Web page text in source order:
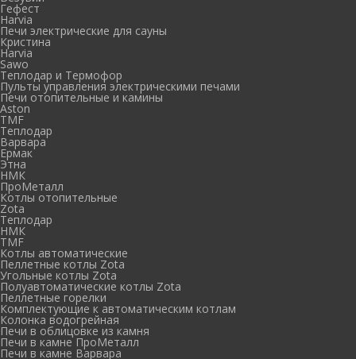
Гефест
Harvia
Печи электрические для сауны
Кристина
Harvia
Sawo
Теплодар и Термофор
Пульты управления электрическими печами
Печи отопительные и камины
Aston
TMF
Теплодар
Варвара
Ермак
Этна
НМК
ПроМеталл
Котлы отопительные
Zota
Теплодар
НМК
TMF
Котлы автоматические
Пеллетные котлы Zota
Угольные котлы Zota
Полуавтоматические котлы Zota
Пеллетные горелки
Комплектующие к автоматическим котлам
Колонка водогрейная
Печи в облицовке из камня
Печи в камне ПроМеталл
Печи в камне Варвара